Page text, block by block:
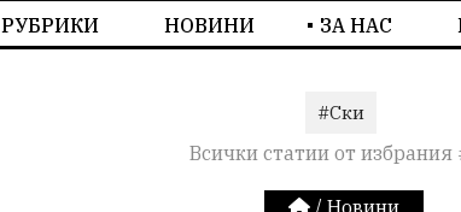
РУБРИКИ НОВИНИ ЗА НАС
#Ски
Всички статии от избрания